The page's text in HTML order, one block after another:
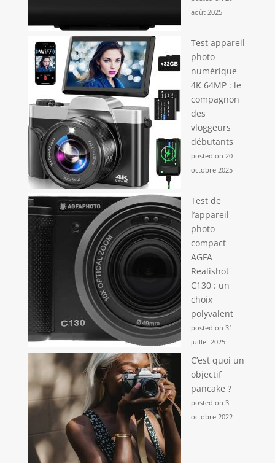
août 2025
Test appareil
photo
numérique
4K 64MP : le
compagnon
des
vloggeurs
débutants
posted on 20
octobre 2025
Test de
l’appareil
photo
compact
AGFA
Realishot
C130 : un
choix
polyvalent
posted on 31
juillet 2025
C’est quoi un
objectif
pancake ?
posted on 3
octobre 2022